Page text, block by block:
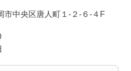
中央区唐人町１-２-６-４F